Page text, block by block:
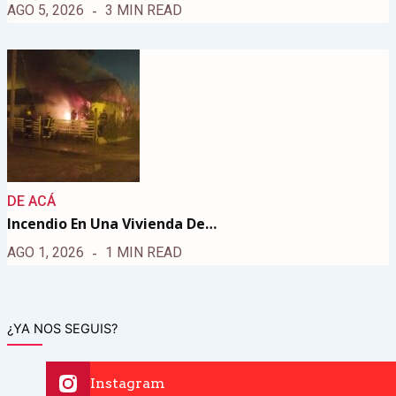
AGO 5, 2026 3 MIN READ
DE ACÁ
Incendio En Una Vivienda De…
AGO 1, 2026 1 MIN READ
¿YA NOS SEGUIS?
Instagram